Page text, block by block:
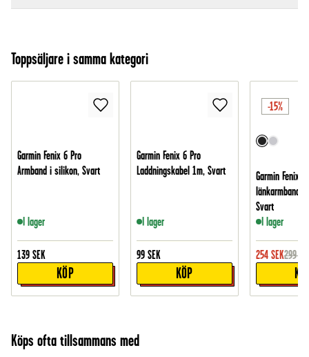
Toppsäljare i samma kategori
Garmin Fenix 6 Pro
Armband i silikon, Svart
I lager
139 SEK
KÖP
Garmin Fenix 6 Pro
Laddningskabel 1m, Svart
I lager
99 SEK
KÖP
-15%
Garmin Fenix
länkarmband i
Svart
I lager
254 SEK299
Köps ofta tillsammans med